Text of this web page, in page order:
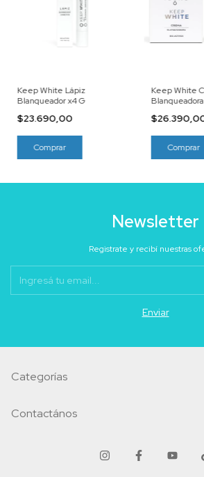
Keep White Lápiz
Blanqueador x4 G
$23.690,00
Keep White
Newsletter
Registrate y recibí nuestras
Categorías
Contactános